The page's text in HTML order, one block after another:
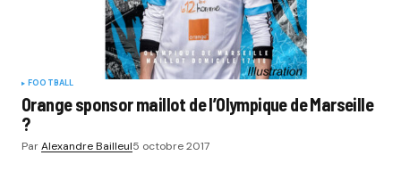
FOOTBALL
Orange sponsor maillot de l’Olympique de Marseille
?
ParAlexandre Bailleul5 octobre 2017